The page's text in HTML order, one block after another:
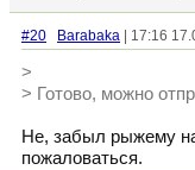
#20 Barabaka | 17:16
>
> Готово, можно
Не, забыл рыжему
пожаловаться.